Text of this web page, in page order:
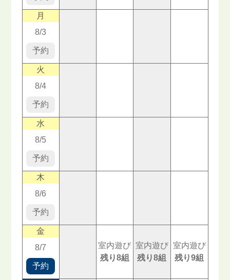
月
8/3
予約
火
8/4
予約
水
8/5
予約
木
8/6
予約
金
8/7
予約
室内遊び
残り8組
室内遊び
残り8組
室内遊び
残り9組